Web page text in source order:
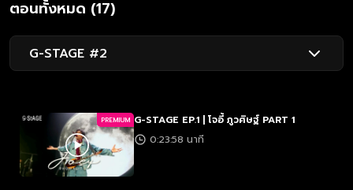
ตอนทั้งหมด (17)
G-STAGE #2
PREMIUM G-STAGE EP.1 | โจอี้ ภูวศิษฐ์ PART 1
0:23:58 นาที